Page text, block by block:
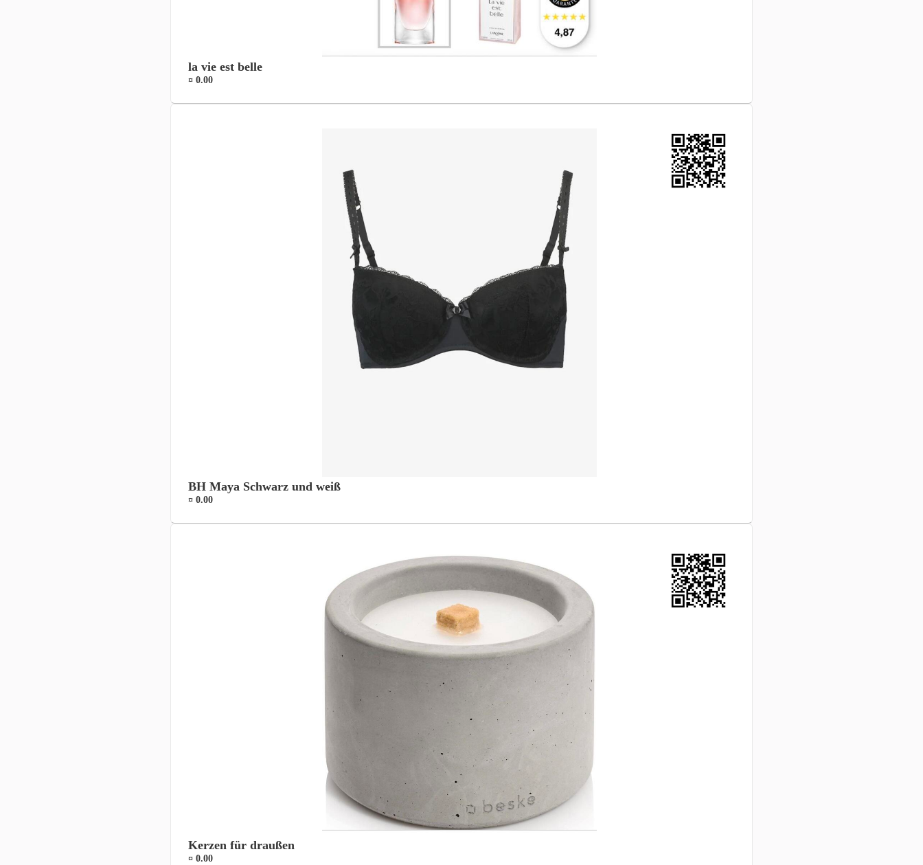
la vie est belle
¤ 0.00
BH Maya Schwarz und weiß
¤ 0.00
Kerzen für draußen
¤ 0.00